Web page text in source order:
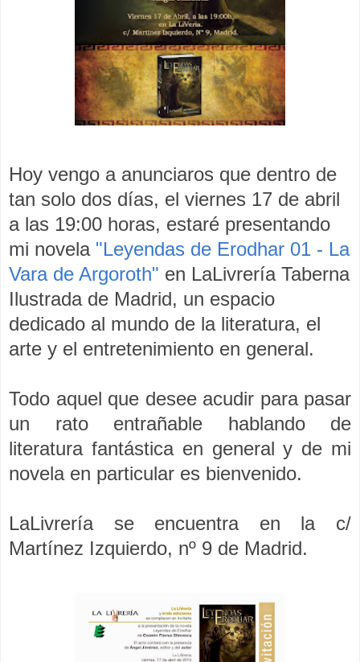
Hoy vengo a anunciaros que dentro de
tan solo dos días, el viernes 17 de abril
a las 19:00 horas, estaré presentando
mi novela "Leyendas de Erodhar 01 - La
Vara de Argoroth" en LaLivrería Taberna
Ilustrada de Madrid, un espacio
dedicado al mundo de la literatura, el
arte y el entretenimiento en general.
Todo aquel que desee acudir para pasar
un rato entrañable hablando de
literatura fantástica en general y de mi
novela en particular es bienvenido.
LaLivrería se encuentra en la c/
Martínez Izquierdo, nº 9 de Madrid.